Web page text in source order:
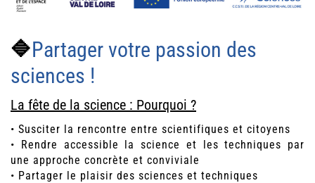
🔷Partager votre passion des
sciences !
La fête de la science : Pourquoi ?
• Susciter la rencontre entre scientifiques et citoyens
• Rendre accessible la science et les techniques par
une approche concrète et conviviale
• Partager le plaisir des sciences et techniques